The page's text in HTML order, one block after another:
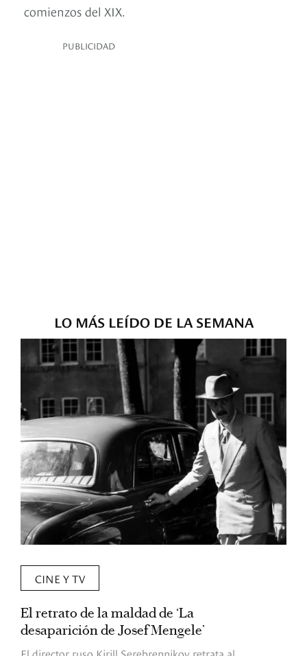
comienzos del XIX.
PUBLICIDAD
LO MÁS LEÍDO DE LA SEMANA
CINE Y TV
El retrato de la maldad de ‘La
desaparición de Josef Mengele’
El director ruso Kirill Serebrennikov retrata al